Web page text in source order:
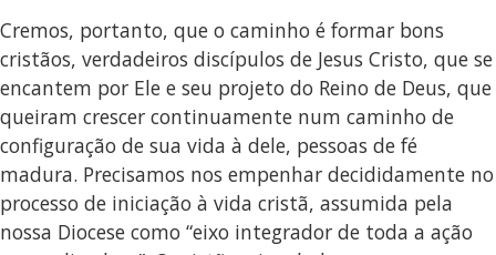
Cremos, portanto, que o caminho é formar bons
cristãos, verdadeiros discípulos de Jesus Cristo, que se
encantem por Ele e seu projeto do Reino de Deus, que
queiram crescer continuamente num caminho de
configuração de sua vida à dele, pessoas de fé
madura. Precisamos nos empenhar decididamente no
processo de iniciação à vida cristã, assumida pela
nossa Diocese como “eixo integrador de toda a ação